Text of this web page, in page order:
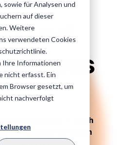
sowie für Analysen und
auf dieser
Weitere
verwendeten Cookies
Ihre Informationen
nicht erfasst. Ein
Browser gesetzt, um
nachverfolgt
Titulierte Forderung
Adressermittlung
Internationales Inkasso
Handwerker
Steuerberater
Inkasso
und
einschätzen ✓ Auch
✓ Auskunft für jeden